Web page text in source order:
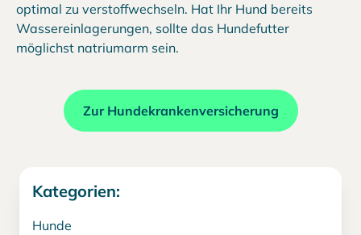
optimal zu verstoffwechseln. Hat Ihr Hund bereits
Wassereinlagerungen, sollte das Hundefutter
möglichst natriumarm sein.
Zur Hundekrankenversicherung
Kategorien:
Hunde